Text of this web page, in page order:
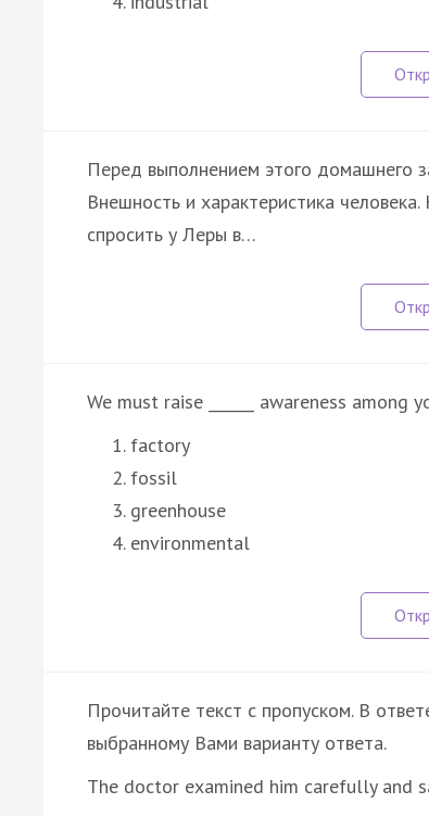
Перед выполнением этого домашнего
Внешность и характеристика
спросить у Леры в…
We must raise ______ awareness among
factory
fossil
greenhouse
environmental
Прочитайте текст с пропуском. В
выбранному Вами варианту ответа.
The doctor examined him carefully and